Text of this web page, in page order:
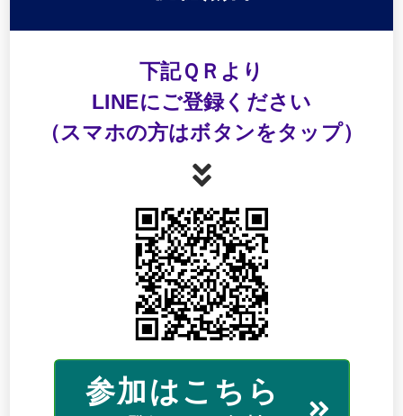
下記ＱＲより
LINEにご登録ください
（スマホの方はボタンをタップ）
参加はこちら